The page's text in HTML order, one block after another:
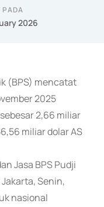
PADA
2026
(BPS) mencatat
2025
2,66 miliar
miliar dolar AS
Jasa BPS Pudji
Senin,
nasional